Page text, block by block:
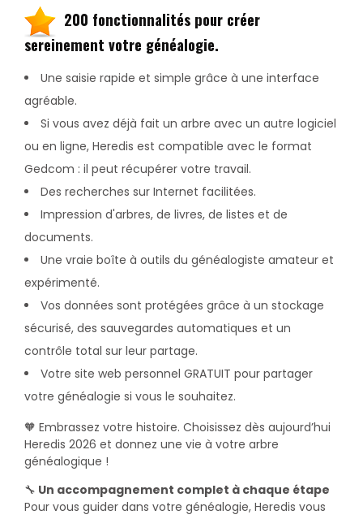
200 fonctionnalités pour créer
sereinement votre généalogie.
Une saisie rapide et simple grâce à une interface
agréable.
Si vous avez déjà fait un arbre avec un autre logiciel
ou en ligne, Heredis est compatible avec le format
Gedcom : il peut récupérer votre travail.
Des recherches sur Internet facilitées.
Impression d'arbres, de livres, de listes et de
documents.
Une vraie boîte à outils du généalogiste amateur et
expérimenté.
Vos données sont protégées grâce à un stockage
sécurisé, des sauvegardes automatiques et un
contrôle total sur leur partage.
Votre site web personnel GRATUIT pour partager
votre généalogie si vous le souhaitez.
🧡 Embrassez votre histoire. Choisissez dès aujourd’hui
Heredis 2026 et donnez une vie à votre arbre
généalogique !
🔧 Un accompagnement complet à chaque étape
Pour vous guider dans votre généalogie, Heredis vous